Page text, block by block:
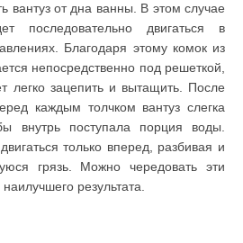
вантуз от дна ванны. В этом случае
последовательно двигаться в
Благодаря этому комок из
непосредственно под решеткой,
легко зацепить и вытащить. После
каждым толчком вантуз слегка
внутрь поступала порция воды.
только вперед, разбивая и
грязь. Можно чередовать эти
результата.